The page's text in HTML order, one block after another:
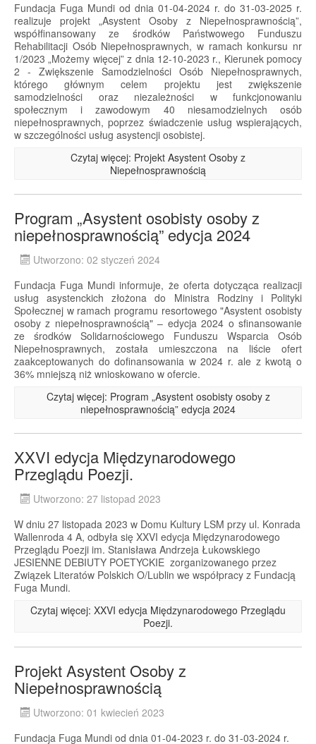
Fundacja Fuga Mundi od dnia 01-04-2024 r. do 31-03-2025 r.
realizuje projekt „Asystent Osoby z Niepełnosprawnością”,
współfinansowany ze środków Państwowego Funduszu
Rehabilitacji Osób Niepełnosprawnych, w ramach konkursu nr
1/2023 „Możemy więcej” z dnia 12-10-2023 r., Kierunek pomocy
2 - Zwiększenie Samodzielności Osób Niepełnosprawnych,
którego głównym celem projektu jest zwiększenie
samodzielności oraz niezależności w funkcjonowaniu
społecznym i zawodowym 40 niesamodzielnych osób
niepełnosprawnych, poprzez świadczenie usług wspierających,
w szczególności usług asystencji osobistej.
Czytaj więcej: Projekt Asystent Osoby z
Niepełnosprawnością
Program „Asystent osobisty osoby z
niepełnosprawnością” edycja 2024
Utworzono: 02 styczeń 2024
Fundacja Fuga Mundi informuje, że oferta dotycząca realizacji
usług asystenckich złożona do Ministra Rodziny i Polityki
Społecznej w ramach programu resortowego "Asystent osobisty
osoby z niepełnosprawnością" – edycja 2024 o sfinansowanie
ze środków Solidarnościowego Funduszu Wsparcia Osób
Niepełnosprawnych, została umieszczona na liście ofert
zaakceptowanych do dofinansowania w 2024 r. ale z kwotą o
36% mniejszą niż wnioskowano w ofercie.
Czytaj więcej: Program „Asystent osobisty osoby z
niepełnosprawnością” edycja 2024
XXVI edycja Międzynarodowego
Przeglądu Poezji.
Utworzono: 27 listopad 2023
W dniu 27 listopada 2023 w Domu Kultury LSM przy ul. Konrada
Wallenroda 4 A, odbyła się XXVI edycja Międzynarodowego
Przeglądu Poezji im. Stanisława Andrzeja Łukowskiego
JESIENNE DEBIUTY POETYCKIE zorganizowanego przez
Związek Literatów Polskich O/Lublin we współpracy z Fundacją
Fuga Mundi.
Czytaj więcej: XXVI edycja Międzynarodowego Przeglądu
Poezji.
Projekt Asystent Osoby z
Niepełnosprawnością
Utworzono: 01 kwiecień 2023
Fundacja Fuga Mundi od dnia 01-04-2023 r. do 31-03-2024 r.